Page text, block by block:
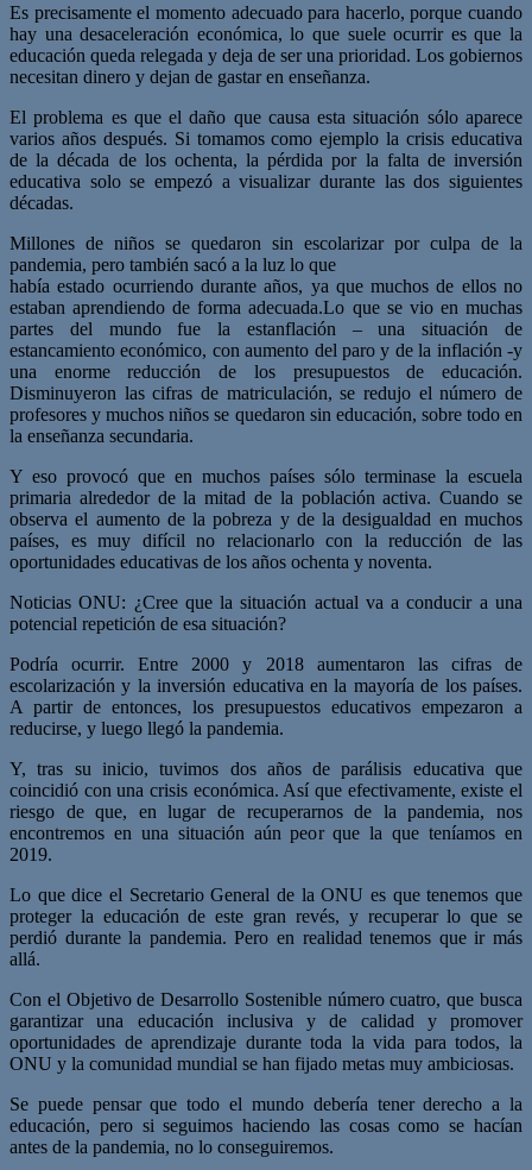
Es precisamente el momento adecuado para hacerlo, porque cuando
hay una desaceleración económica, lo que suele ocurrir es que la
educación queda relegada y deja de ser una prioridad. Los gobiernos
necesitan dinero y dejan de gastar en enseñanza.
El problema es que el daño que causa esta situación sólo aparece
varios años después. Si tomamos como ejemplo la crisis educativa
de la década de los ochenta, la pérdida por la falta de inversión
educativa solo se empezó a visualizar durante las dos siguientes
décadas.
Millones de niños se quedaron sin escolarizar por culpa de la
pandemia, pero también sacó a la luz lo que
había estado ocurriendo durante años, ya que muchos de ellos no
estaban aprendiendo de forma adecuada.Lo que se vio en muchas
partes del mundo fue la estanflación – una situación de
estancamiento económico, con aumento del paro y de la inflación -y
una enorme reducción de los presupuestos de educación.
Disminuyeron las cifras de matriculación, se redujo el número de
profesores y muchos niños se quedaron sin educación, sobre todo en
la enseñanza secundaria.
Y eso provocó que en muchos países sólo terminase la escuela
primaria alrededor de la mitad de la población activa. Cuando se
observa el aumento de la pobreza y de la desigualdad en muchos
países, es muy difícil no relacionarlo con la reducción de las
oportunidades educativas de los años ochenta y noventa.
Noticias ONU: ¿Cree que la situación actual va a conducir a una
potencial repetición de esa situación?
Podría ocurrir. Entre 2000 y 2018 aumentaron las cifras de
escolarización y la inversión educativa en la mayoría de los países.
A partir de entonces, los presupuestos educativos empezaron a
reducirse, y luego llegó la pandemia.
Y, tras su inicio, tuvimos dos años de parálisis educativa que
coincidió con una crisis económica. Así que efectivamente, existe el
riesgo de que, en lugar de recuperarnos de la pandemia, nos
encontremos en una situación aún peor que la que teníamos en
2019.
Lo que dice el Secretario General de la ONU es que tenemos que
proteger la educación de este gran revés, y recuperar lo que se
perdió durante la pandemia. Pero en realidad tenemos que ir más
allá.
Con el Objetivo de Desarrollo Sostenible número cuatro, que busca
garantizar una educación inclusiva y de calidad y promover
oportunidades de aprendizaje durante toda la vida para todos, la
ONU y la comunidad mundial se han fijado metas muy ambiciosas.
Se puede pensar que todo el mundo debería tener derecho a la
educación, pero si seguimos haciendo las cosas como se hacían
antes de la pandemia, no lo conseguiremos.